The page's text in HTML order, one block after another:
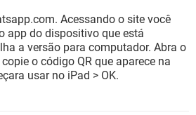
Acessando o site você
app do dispositivo que está
a versão para computador. Abra o
o código QR que aparece na
usar no iPad > OK.